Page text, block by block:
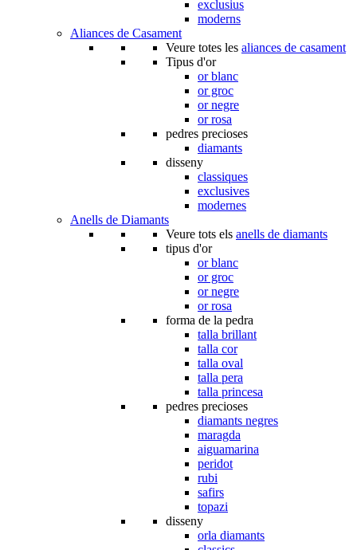
exclusius
moderns
Aliances de Casament
Veure totes les aliances de casament
Tipus d'or
or blanc
or groc
or negre
or rosa
pedres precioses
diamants
disseny
classiques
exclusives
modernes
Anells de Diamants
Veure tots els anells de diamants
tipus d'or
or blanc
or groc
or negre
or rosa
forma de la pedra
talla brillant
talla cor
talla oval
talla pera
talla princesa
pedres precioses
diamants negres
maragda
aiguamarina
peridot
rubi
safirs
topazi
disseny
orla diamants